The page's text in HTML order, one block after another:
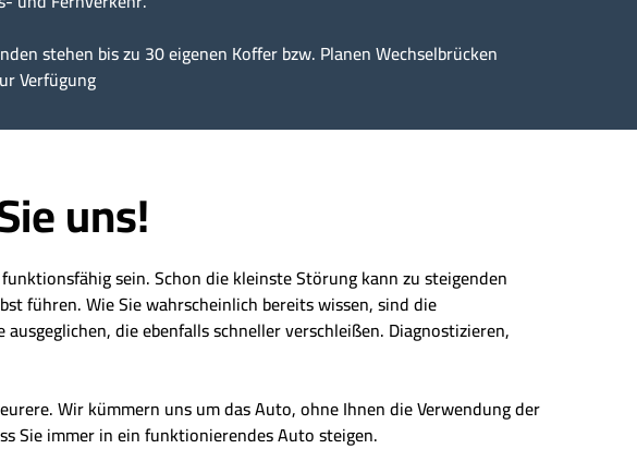
stehen bis zu 30 eigenen Koffer bzw. Planen Wechselbrücken
Verfügung
uns!
sein. Schon die kleinste Störung kann zu steigenden
führen. Wie Sie wahrscheinlich bereits wissen, sind die
die ebenfalls schneller verschleißen. Diagnostizieren,
Wir kümmern uns um das Auto, ohne Ihnen die Verwendung der
Sie immer in ein funktionierendes Auto steigen.